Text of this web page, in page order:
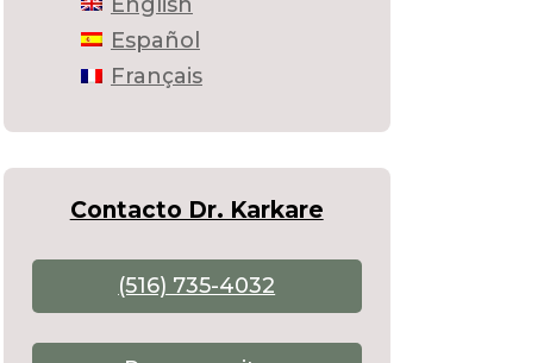
Español
Français
Contacto Dr. Karkare
(516) 735-4032